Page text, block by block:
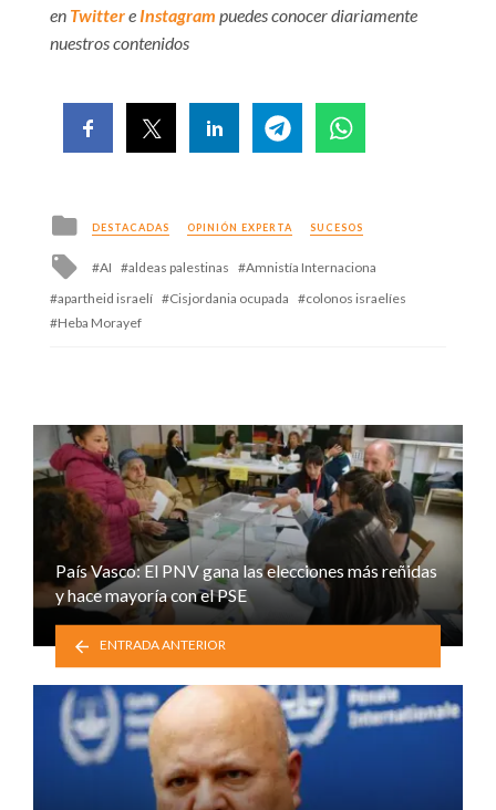
en Twittere Instagram puedes conocer diariamente
nuestros contenidos
Posted
in
DESTACADAS OPINIÓN EXPERTA SUCESOS
Tagged
with
AI aldeas palestinas
Amnistía Internaciona
apartheid israelí
Cisjordania ocupada
colonos israelíes
Heba Morayef
País Vasco: El PNV gana las elecciones más reñidas
y hace mayoría con el PSE
ENTRADA ANTERIOR